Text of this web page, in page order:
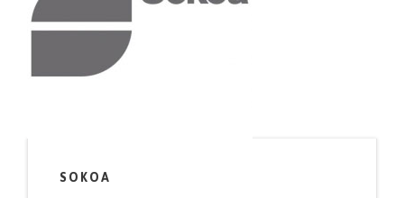
SOKOA